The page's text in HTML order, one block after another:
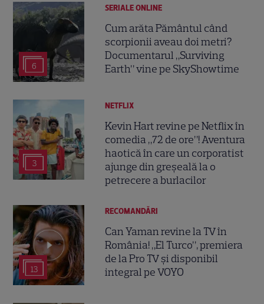
6
SERIALE ONLINE
Cum arăta Pământul când
scorpionii aveau doi metri?
Documentarul „Surviving
Earth” vine pe SkyShowtime
3
NETFLIX
Kevin Hart revine pe Netflix în
comedia „72 de ore”! Aventura
haotică în care un corporatist
ajunge din greșeală la o
petrecere a burlacilor
13
RECOMANDĂRI
Can Yaman revine la TV în
România! „El Turco”, premiera
de la Pro TV și disponibil
integral pe VOYO